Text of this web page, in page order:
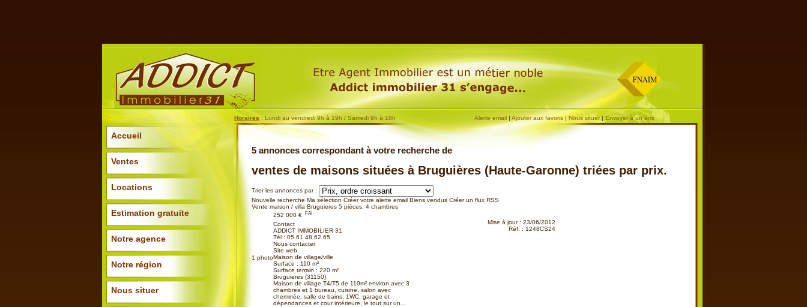
Horaires : Lundi au vendredi 9h à 19h / Samedi 9h à 18h Alerte email|Ajouter aux favoris |Nous situer|Envoyer à un ami
Accueil
Ventes
Locations
Estimation gratuite
Notre agence
Notre région
Nous situer
5 annonces correspondant à votre recherche de
ventes de maisons situées à Bruguières (Haute-Garonne) triées par prix.
Trier les annonces par :
Nouvelle recherche Ma sélection Créer votre alerte email Biens vendus Créer un flux RSS
Vente maison / villa Bruguieres 5 pièces, 4 chambres
1 photo
252 000 € FAI
Mise à jour : 23/06/2012
Réf. : 1248CS24
Contact
ADDICT IMMOBILIER 31
Tél : 05 61 48 62 65
Nous contacter
Site web
Maison de village/ville
Surface : 110 m²
Surface terrain : 220 m²
Bruguieres (31150)
Maison de village T4/T5 de 110m² environ avec 3
chambres et 1 bureau, cuisine, salon avec
cheminée, salle de bains, 1WC, garage et
dépendances et cour intérieure, le tout sur un...